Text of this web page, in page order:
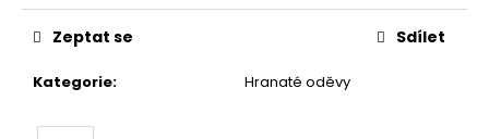
Kategorie: Hranaté oděvy
Zeptat se Sdílet
j
e
e